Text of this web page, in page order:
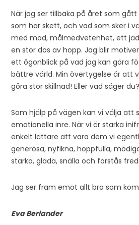
När jag ser tillbaka på året som
som har skett, och vad som sker i
med mod, målmedvetenhet, ett
en stor dos av hopp. Jag blir
ett ögonblick på vad jag kan göra
bättre värld. Min övertygelse är att
göra stor skillnad! Eller vad säger du?
Som hjälp på vägen kan vi välja att
emotionella inre. När vi är starka
enkelt lättare att vara dem vi
generösa, nyfikna, hoppfulla,
starka, glada, snälla och förstås
Jag ser fram emot allt bra som
Eva Berlander